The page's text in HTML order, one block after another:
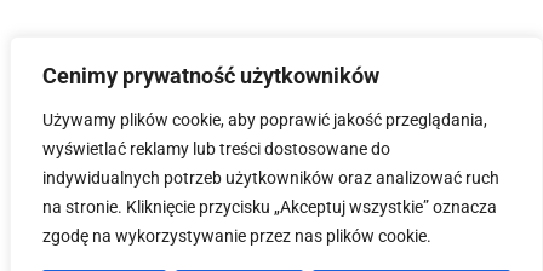
Cenimy prywatność użytkowników
Używamy plików cookie, aby poprawić jakość przeglądania,
wyświetlać reklamy lub treści dostosowane do
indywidualnych potrzeb użytkowników oraz analizować ruch
na stronie. Kliknięcie przycisku „Akceptuj wszystkie” oznacza
zgodę na wykorzystywanie przez nas plików cookie.
zastrzeżone.
Projekt i wykonanie Fabryka Dobrych Stron